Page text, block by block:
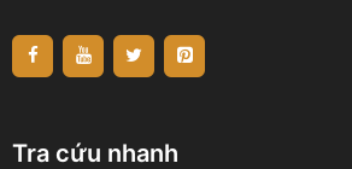
Tra cứu nhanh